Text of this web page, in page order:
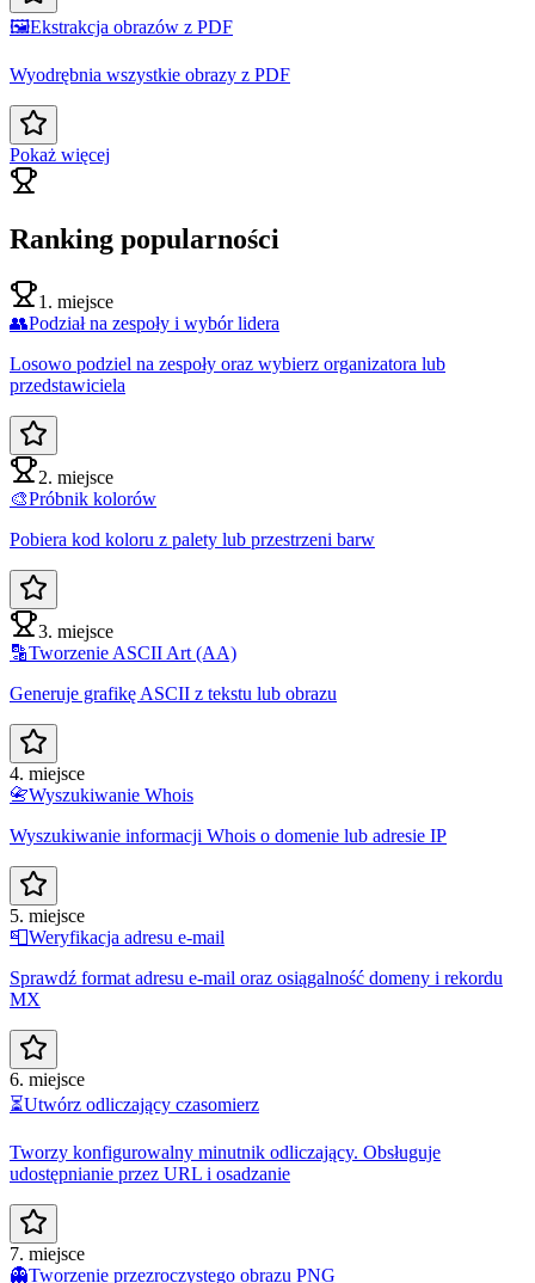
🖼️Ekstrakcja obrazów z PDF
Wyodrębnia wszystkie obrazy z PDF
Pokaż więcej
Ranking popularności
1. miejsce
👥Podział na zespoły i wybór lidera
Losowo podziel na zespoły oraz wybierz organizatora lub
przedstawiciela
2. miejsce
🎨Próbnik kolorów
Pobiera kod koloru z palety lub przestrzeni barw
3. miejsce
🔡Tworzenie ASCII Art (AA)
Generuje grafikę ASCII z tekstu lub obrazu
4. miejsce
📇Wyszukiwanie Whois
Wyszukiwanie informacji Whois o domenie lub adresie IP
5. miejsce
📮Weryfikacja adresu e-mail
Sprawdź format adresu e-mail oraz osiągalność domeny i rekordu
MX
6. miejsce
⏳Utwórz odliczający czasomierz
Tworzy konfigurowalny minutnik odliczający. Obsługuje
udostępnianie przez URL i osadzanie
7. miejsce
👻Tworzenie przezroczystego obrazu PNG